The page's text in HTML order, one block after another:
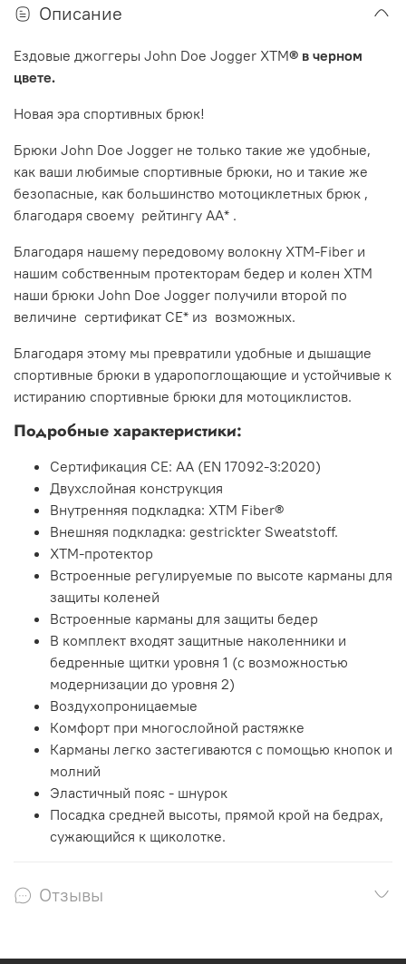
Описание
Ездовые джоггеры John Doe Jogger XTM® в черном
цвете.
Новая эра спортивных брюк!
Брюки John Doe Jogger не только такие же удобные,
как ваши любимые спортивные брюки, но и такие же
безопасные, как большинство мотоциклетных брюк ,
благодаря своему рейтингу AA* .
Благодаря нашему передовому волокну XTM-Fiber и
нашим собственным протекторам бедер и колен XTM
наши брюки John Doe Jogger получили второй по
величине сертификат CE* из возможных.
Благодаря этому мы превратили удобные и дышащие
спортивные брюки в ударопоглощающие и устойчивые к
истиранию спортивные брюки для мотоциклистов.
Подробные характеристики:
Сертификация CE: AA (EN 17092-3:2020)
Двухслойная конструкция
Внутренняя подкладка: XTM Fiber®
Внешняя подкладка: gestrickter Sweatstoff.
XTM-протектор
Встроенные регулируемые по высоте карманы для
защиты коленей
Встроенные карманы для защиты бедер
В комплект входят защитные наколенники и
бедренные щитки уровня 1 (с возможностью
модернизации до уровня 2)
Воздухопроницаемые
Комфорт при многослойной растяжке
Карманы легко застегиваются с помощью кнопок и
молний
Эластичный пояс - шнурок
Посадка средней высоты, прямой крой на бедрах,
сужающийся к щиколотке.
Отзывы